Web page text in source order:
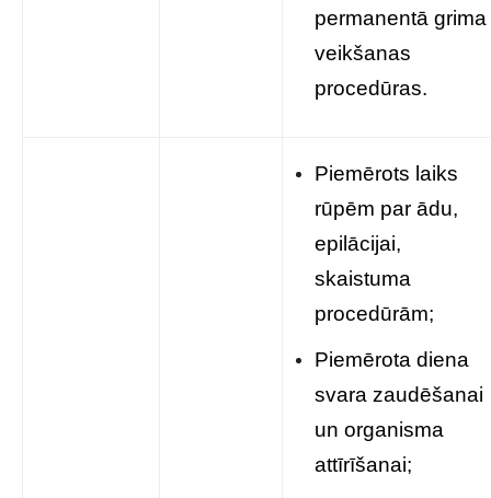
permanentā grima
veikšanas
procedūras.
Piemērots laiks
rūpēm par ādu,
epilācijai,
skaistuma
procedūrām;
Piemērota diena
svara zaudēšanai
un organisma
attīrīšanai;